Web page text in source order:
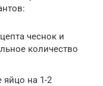
чеснок и
количество
яйцо на 1-2